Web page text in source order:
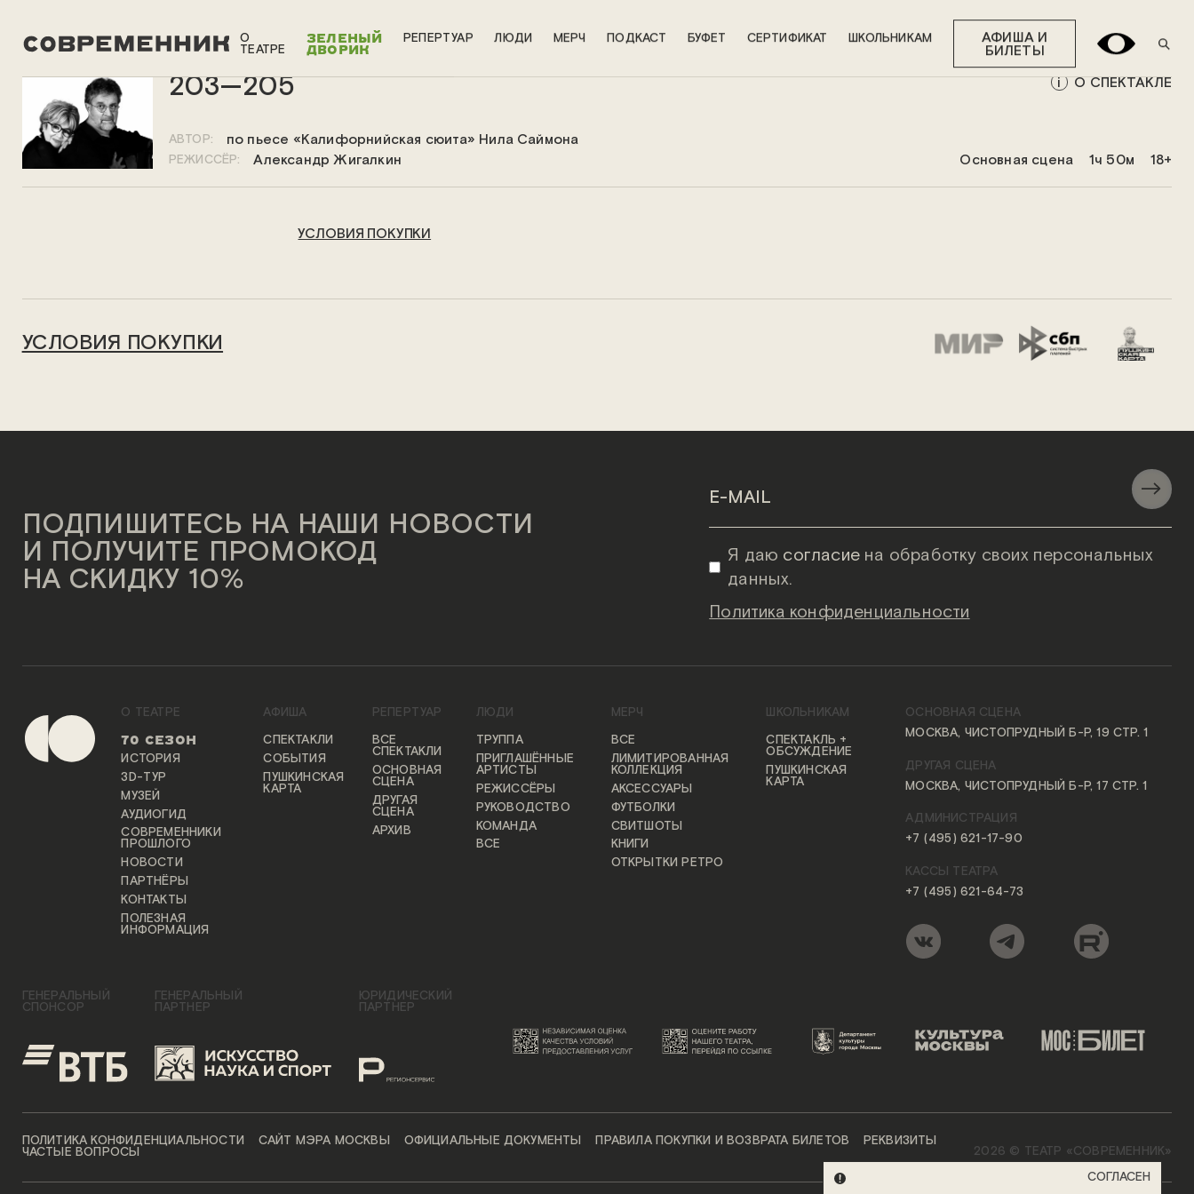
О
ТЕАТРЕ
ЗЕЛЕНЫЙ
ДВОРИК
РЕПЕРТУАР ЛЮДИ МЕРЧ ПОДКАСТ БУФЕТ СЕРТИФИКАТ ШКОЛЬНИКАМ АФИША И
БИЛЕТЫ
203—205
АВТОР: по пьесе «Калифорнийская сюита» Нила Саймона
РЕЖИССЁР: Александр Жигалкин Основная сцена 1ч 50м 18+
О СПЕКТАКЛЕ
УСЛОВИЯ ПОКУПКИ
УСЛОВИЯ ПОКУПКИ
ПОДПИШИТЕСЬ НА НАШИ НОВОСТИ
И ПОЛУЧИТЕ ПРОМОКОД
НА СКИДКУ 10%
Я даю согласие на обработку своих персональных
данных.
Политика конфиденциальности
О ТЕАТРЕ
70 СЕЗОН
ИСТОРИЯ
3D-ТУР
МУЗЕЙ
АУДИОГИД
СОВРЕМЕННИКИ
ПРОШЛОГО
НОВОСТИ
ПАРТНЁРЫ
КОНТАКТЫ
ПОЛЕЗНАЯ
ИНФОРМАЦИЯ
АФИША
СПЕКТАКЛИ
СОБЫТИЯ
ПУШКИНСКАЯ
КАРТА
РЕПЕРТУАР
ВСЕ
СПЕКТАКЛИ
ОСНОВНАЯ
СЦЕНА
ДРУГАЯ
СЦЕНА
АРХИВ
ЛЮДИ
ТРУППА
ПРИГЛАШЁННЫЕ
АРТИСТЫ
РЕЖИССЁРЫ
РУКОВОДСТВО
КОМАНДА
ВСЕ
МЕРЧ
ВСЕ
ЛИМИТИРОВАННАЯ
КОЛЛЕКЦИЯ
АКСЕССУАРЫ
ФУТБОЛКИ
СВИТШОТЫ
КНИГИ
ОТКРЫТКИ РЕТРО
ШКОЛЬНИКАМ
СПЕКТАКЛЬ +
ОБСУЖДЕНИЕ
ПУШКИНСКАЯ
КАРТА
ОСНОВНАЯ СЦЕНА
МОСКВА, ЧИСТОПРУДНЫЙ Б-Р, 19 СТР. 1
ДРУГАЯ СЦЕНА
МОСКВА, ЧИСТОПРУДНЫЙ Б-Р, 17 СТР. 1
АДМИНИСТРАЦИЯ
+7 (495) 621-17-90
КАССЫ ТЕАТРА
+7 (495) 621-64-73
ГЕНЕРАЛЬНЫЙ
СПОНСОР
ГЕНЕРАЛЬНЫЙ
ПАРТНЕР
ЮРИДИЧЕСКИЙ
ПАРТНЕР
ПОЛИТИКА КОНФИДЕНЦИАЛЬНОСТИ САЙТ МЭРА МОСКВЫ ОФИЦИАЛЬНЫЕ ДОКУМЕНТЫ ПРАВИЛА ПОКУПКИ И ВОЗВРАТА БИЛЕТОВ РЕКВИЗИТЫ
ЧАСТЫЕ ВОПРОСЫ 2026 © ТЕАТР «СОВРЕМЕННИК»
СОГЛАСЕН